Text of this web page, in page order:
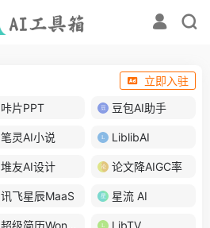
立即入驻
咔片PPT 豆包AI助手
笔灵AI小说 LiblibAI
堆友AI设计 论文降AIGC率
讯飞星辰MaaS 星流 AI
超级简历WonderCV LibTV